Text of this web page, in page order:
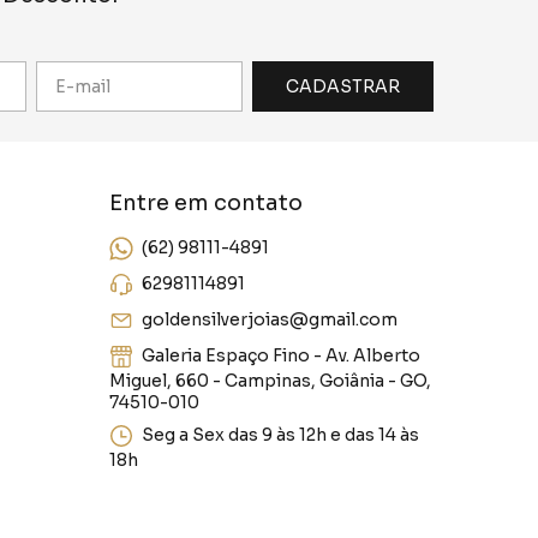
Entre em contato
(62) 98111-4891
62981114891
goldensilverjoias@gmail.com
Galeria Espaço Fino - Av. Alberto
Miguel, 660 - Campinas, Goiânia - GO,
74510-010
Seg a Sex das 9 às 12h e das 14 às
18h